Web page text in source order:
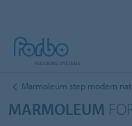
Marmoleum step modern
MARMOLEUM